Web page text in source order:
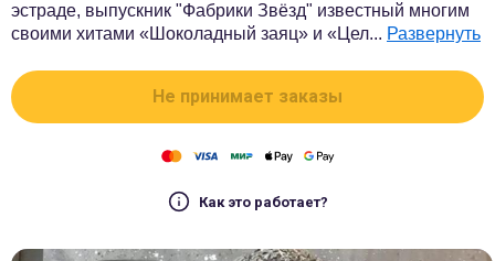
эстраде, выпускник "Фабрики Звёзд" известный многим
своими хитами «Шоколадный заяц» и «Цел... Развернуть
Не принимает заказы
Как это работает?